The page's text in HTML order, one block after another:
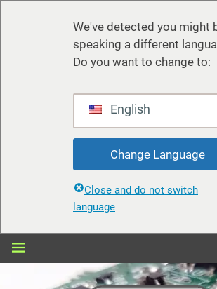
We've detected you might
speaking a different
Do you want to change to:
English
Change Language
Close and do not switch
language
Zum